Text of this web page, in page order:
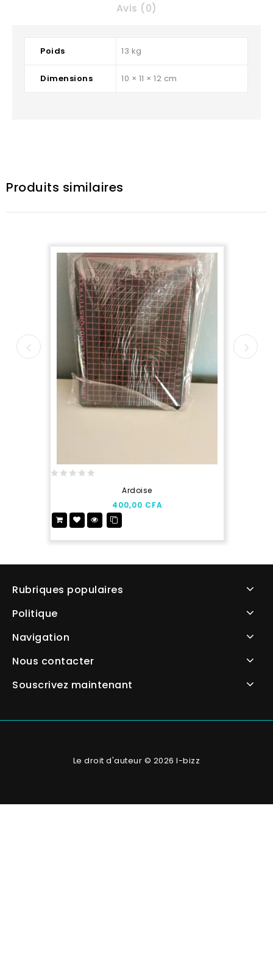
Avis (0)
Poids 13 kg
Dimensions 10 × 11 × 12 cm
Produits similaires
5
Ardoise
400,00 CFA
Rubriques populaires
Politique
Navigation
Nous contacter
Souscrivez maintenant
Le droit d'auteur © 2026 I-bizz